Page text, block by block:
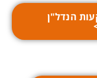
הנדל"ן